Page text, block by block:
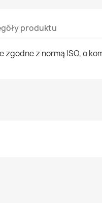
produktu
zgodne z normą ISO, o